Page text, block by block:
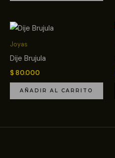
Joyas
Dije Brujula
$ 80.000
AÑADIR AL CARRITO